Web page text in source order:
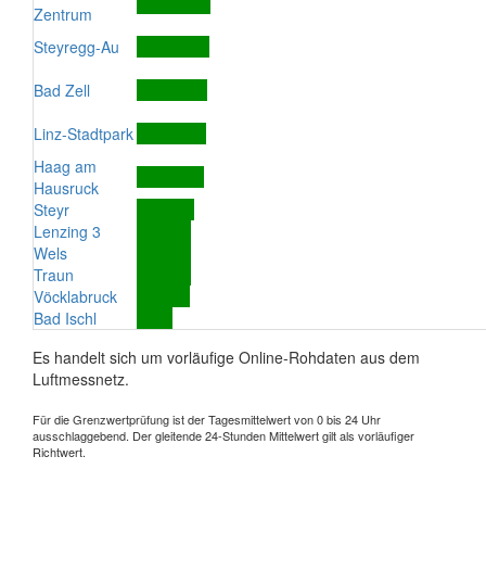
Zentrum
Steyregg-Au
Bad Zell
Linz-Stadtpark
Haag am
Hausruck
Steyr
Lenzing 3
Wels
Traun
Vöcklabruck
Bad Ischl
Es handelt sich um vorläufige Online-Rohdaten aus dem
Luftmessnetz.
Für die Grenzwertprüfung ist der Tagesmittelwert von 0 bis 24 Uhr
ausschlaggebend. Der gleitende 24-Stunden Mittelwert gilt als vorläufiger
Richtwert.